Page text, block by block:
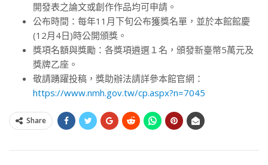
開發表之論文或創作作品均可申請。
公布時間：每年11月下旬公布獲獎名單，並於本館館慶
(12月4日)時公開頒獎。
獎項名額與獎勵：各獎項遴選１名，頒發新臺幣5萬元及
獎牌乙座。
敬請踴躍投稿，獎助辦法請詳參本館官網：
https://www.nmh.gov.tw/cp.aspx?n=7045
Share